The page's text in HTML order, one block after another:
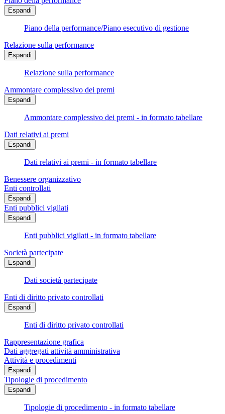
Espandi
Piano della performance/Piano esecutivo di gestione
Relazione sulla performance
Espandi
Relazione sulla performance
Ammontare complessivo dei premi
Espandi
Ammontare complessivo dei premi - in formato tabellare
Dati relativi ai premi
Espandi
Dati relativi ai premi - in formato tabellare
Benessere organizzativo
Enti controllati
Espandi
Enti pubblici vigilati
Espandi
Enti pubblici vigilati - in formato tabellare
Società partecipate
Espandi
Dati società partecipate
Enti di diritto privato controllati
Espandi
Enti di diritto privato controllati
Rappresentazione grafica
Dati aggregati attività amministrativa
Attività e procedimenti
Espandi
Tipologie di procedimento
Espandi
Tipologie di procedimento - in formato tabellare